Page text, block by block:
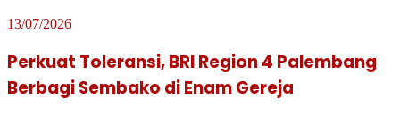
13/07/2026
Perkuat Toleransi, BRI Region 4 Palembang
Berbagi Sembako di Enam Gereja